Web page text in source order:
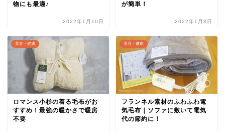
物にも最適♪
2022年1月10日
が簡単！
2022年1月8日
美容・健康
ロマンス小杉の着る毛布がお
すすめ！最強の暖かさで暖房
不要
美容・健康
フランネル素材のふわふわ電
気毛布｜ソファに敷いて電気
代の節約に！